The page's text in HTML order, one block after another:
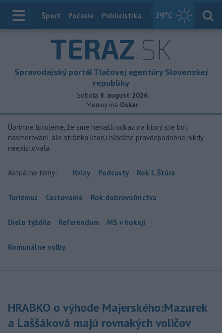
29°C
Index
Šport Počasie Publicistika Slovensko
TERAZ.SK
Spravodajský portál Tlačovej agentúry Slovenskej
republiky
Sobota 8. august 2026
Meniny má Oskar
Úprimne ľutujeme, že sme nenašli odkaz na ktorý ste boli
nasmerovaní, ale stránka ktorú hľadáte pravdepodobne nikdy
neexistovala
Aktuálne témy: Kvízy Podcasty Rok Ľ.Štúra
Turizmus Cestovanie Rok dobrovoľníctva
Dielo týždňa Referendum MS v hokeji
Komunálne voľby
HRABKO o výhode Majerského:Mazurek
a Laššáková majú rovnakých voličov